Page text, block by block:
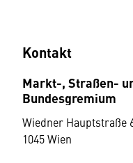
Kontakt
Markt-, Straßen-
Bundesgremium
Wiedner Hauptstraße
1045 Wien